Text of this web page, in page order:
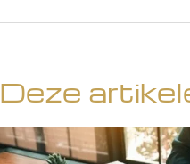
Deze